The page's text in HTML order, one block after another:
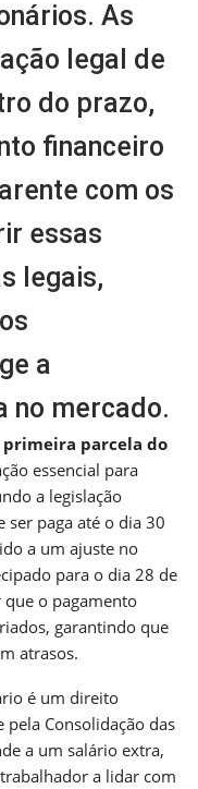
As
legal de
do prazo,
financeiro
com os
essas
legais,
a
no mercado.
primeira parcela do
essencial para
a legislação
ser paga até o dia 30
a um ajuste no
para o dia 28 de
que o pagamento
garantindo que
atrasos.
é um direito
pela Consolidação das
a um salário extra,
a lidar com